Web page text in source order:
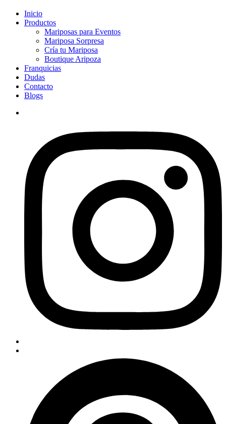
Inicio
Productos
Mariposas para Eventos
Mariposa Sorpresa
Cría tu Mariposa
Boutique Aripoza
Franquicias
Dudas
Contacto
Blogs